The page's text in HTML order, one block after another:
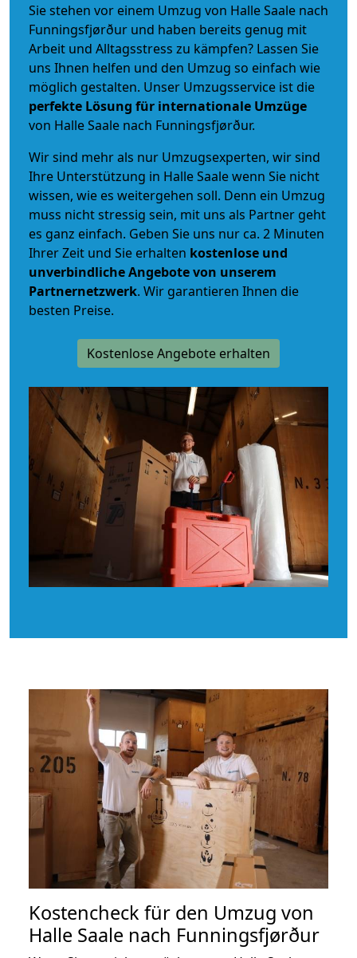
Sie stehen vor einem Umzug von Halle Saale nach
Funningsfjørður und haben bereits genug mit
Arbeit und Alltagsstress zu kämpfen? Lassen Sie
uns Ihnen helfen und den Umzug so einfach wie
möglich gestalten. Unser Umzugsservice ist die
perfekte Lösung für internationale Umzüge
von Halle Saale nach Funningsfjørður.
Wir sind mehr als nur Umzugsexperten, wir sind
Ihre Unterstützung in Halle Saale wenn Sie nicht
wissen, wie es weitergehen soll. Denn ein Umzug
muss nicht stressig sein, mit uns als Partner geht
es ganz einfach. Geben Sie uns nur ca. 2 Minuten
Ihrer Zeit und Sie erhalten kostenlose und
unverbindlicheAngebote von unserem
Partnernetzwerk. Wir garantieren Ihnen die
besten Preise.
Kostenlose Angebote erhalten
Kostencheck für den Umzug von
Halle Saale nach Funningsfjørður